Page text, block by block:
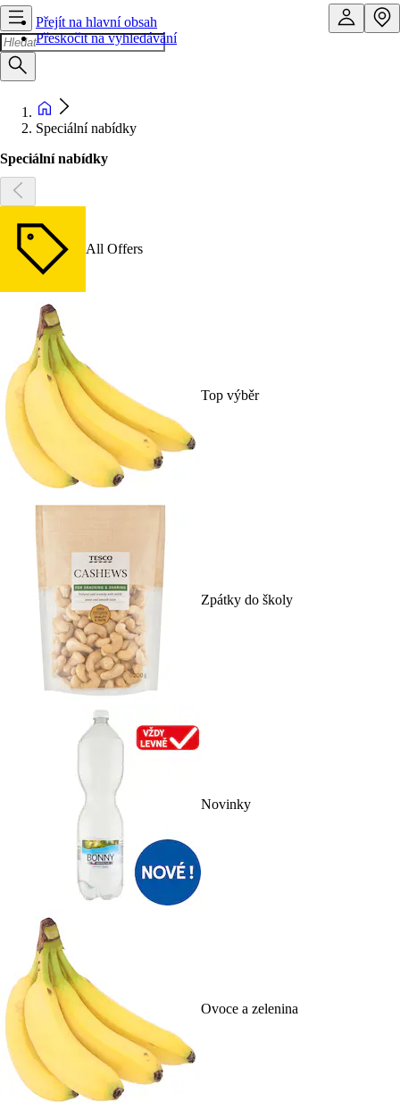
Přejít na hlavní obsah
Přeskočit na vyhledávání
Speciální nabídky
Speciální nabídky
All Offers
Top výběr
Zpátky do školy
Novinky
Ovoce a zelenina